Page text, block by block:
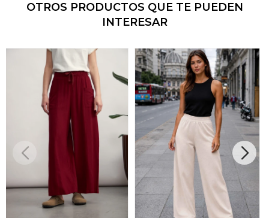
OTROS PRODUCTOS QUE TE PUEDEN
INTERESAR